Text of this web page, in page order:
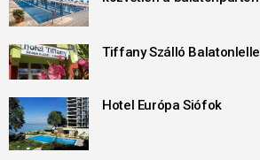
Tiffany Szálló Balatonlelle
Hotel Európa Siófok